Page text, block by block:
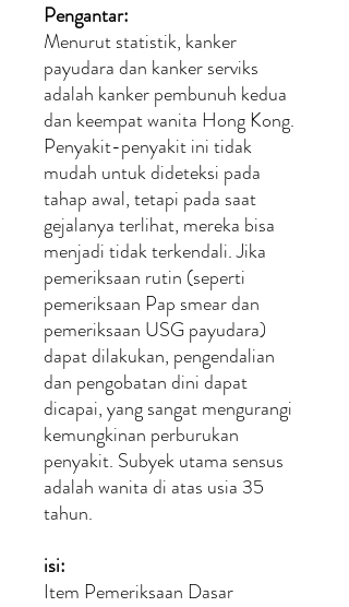
Pengantar:
Menurut statistik, kanker
payudara dan kanker serviks
adalah kanker pembunuh kedua
dan keempat wanita Hong Kong.
Penyakit-penyakit ini tidak
mudah untuk dideteksi pada
tahap awal, tetapi pada saat
gejalanya terlihat, mereka bisa
menjadi tidak terkendali. Jika
pemeriksaan rutin (seperti
pemeriksaan Pap smear dan
pemeriksaan USG payudara)
dapat dilakukan, pengendalian
dan pengobatan dini dapat
dicapai, yang sangat mengurangi
kemungkinan perburukan
penyakit. Subyek utama sensus
adalah wanita di atas usia 35
tahun.
isi:
Item Pemeriksaan Dasar